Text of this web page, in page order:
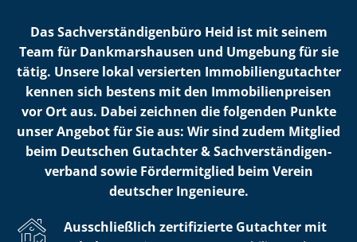
Das Sach­ver­stän­di­gen­bü­ro Heid ist mit seinem
Team für Dankmarshausen und Umgebung für sie
tätig. Unsere lokal versierten Im­mo­bi­li­en­gut­ach­ter
kennen sich bestens mit den Im­mo­bi­li­en­prei­sen
vor Ort aus. Dabei zeichnen die folgenden Punkte
unser Angebot für Sie aus: Wir sind zudem Mitglied
beim Deutschen Gutachter & Sach­ver­stän­di­gen­
ver­band sowie Fördermitglied beim Verein
deutscher Ingenieure.
Ausschließlich zertifizierte Gutachter mit